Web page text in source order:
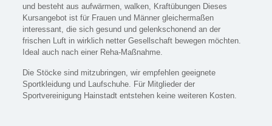
und besteht aus aufwärmen, walken, Kraftübungen Dieses
Kursangebot ist für Frauen und Männer gleichermaßen
interessant, die sich gesund und gelenkschonend an der
frischen Luft in wirklich netter Gesellschaft bewegen möchten.
Ideal auch nach einer Reha-Maßnahme.
Die Stöcke sind mitzubringen, wir empfehlen geeignete
Sportkleidung und Laufschuhe. Für Mitglieder der
Sportvereinigung Hainstadt entstehen keine weiteren Kosten.